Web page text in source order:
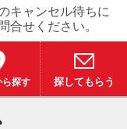
キャンセル待ちに
合せください。
ら探す 探してもらう